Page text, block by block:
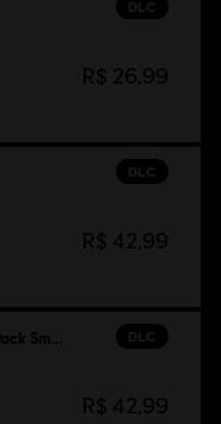
DLC
R$ 26,99
DLC
R$ 42,99
DLC
R$ 42,99